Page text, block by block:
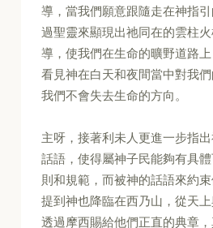
導，當我們願意跟隨走在神指
過聖靈來顯現出祂同在的雲柱
導，使我們在生命的曠野道路
看見神在白天和夜間當中對我
我們不會失去生命的方向。
主呀，接著利未人更進一步指
話語，使得屬神子民能夠有具
則和規範，而被神的話語來約
提到神也降臨在西乃山，從天上
透過摩西賜給他們正直的典章